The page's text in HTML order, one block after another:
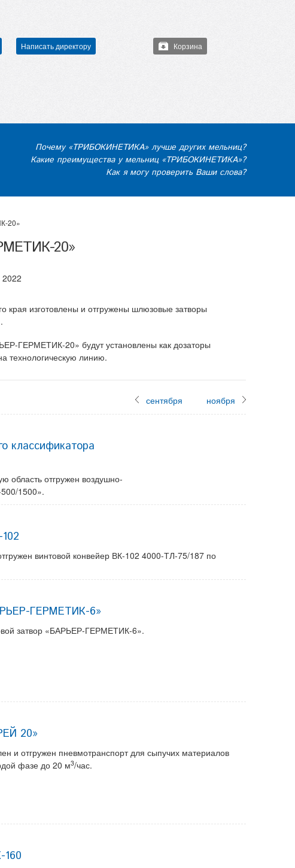
Написать директору Корзина
Почему «ТРИБОКИНЕТИКА» лучше других мельниц?
Какие преимущества у мельниц «ТРИБОКИНЕТИКА»?
Как я могу проверить Ваши слова?
20»
20»
2022
края изготовлены и отгружены шлюзовые затворы
ГЕРМЕТИК-20» будут установлены как дозаторы
технологическую линию.
сентября ноября
классификатора
область отгружен воздушно-
1500».
винтовой конвейер ВК-102 4000-ТЛ-75/187 по
ГЕРМЕТИК-6»
затвор «БАРЬЕР-ГЕРМЕТИК-6».
20»
и отгружен пневмотранспорт для сыпучих материалов
фазе до 20 м3/час.
160